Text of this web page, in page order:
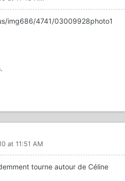
img686/4741/03009928photo1
at 11:51 AM
tourne autour de Céline